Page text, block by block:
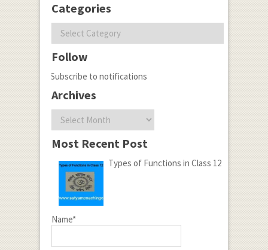
Categories
Categories
Follow
Subscribe to notifications
Archives
Archives
Most Recent Post
Types of Functions in Class 12
Name*